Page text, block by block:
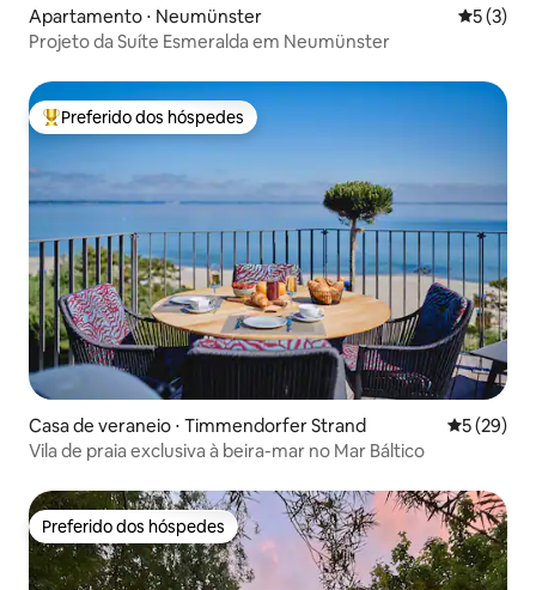
Apartamento ⋅ Neumünster 5 de
5 (3)
Projeto da Suíte Esmeralda em Neumünster
Entre os melhores preferidos dos hóspedes
Preferido dos hóspedes
Casa de veraneio ⋅ Timmendorfer Strand 5 de uma
5 (29)
Vila de praia exclusiva à beira-mar no Mar Báltico
Preferido dos hóspedes
Preferido dos hóspedes